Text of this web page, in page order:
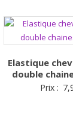
Elastique
double
Prix :